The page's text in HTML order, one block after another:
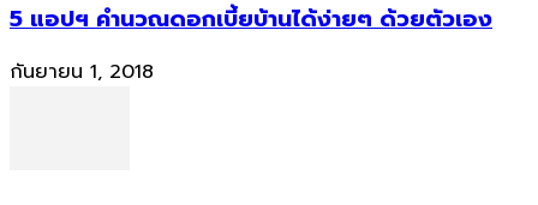
5 แอปฯ คำนวณดอกเบี้ยบ้านได้ง่ายๆ ด้วยตัวเอง
กันยายน 1, 2018